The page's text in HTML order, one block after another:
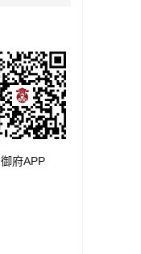
御府APP